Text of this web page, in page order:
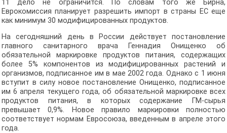
11 дело не ограничится. По словам того же Бирна,
Еврокомиссия планирует разрешить импорт в страны ЕС еще
как минимум 30 модифицированных продуктов.
На сегодняшний день в России действует постановление
главного санитарного врача Геннадия Онищенко об
обязательной маркировке продуктов питания, содержащих
более 5% компонентов из модифицированных растений и
организмов, подписанное им в мае 2002 года. Однако с 1 июня
вступит в силу новое постановление Онищенко, подписанное
им 6 апреля текущего года, об обязательной маркировке всех
продуктов питания, в которых содержание ГМ-сырья
превышает 0,9%. Новое правило маркировки полностью
соответствует нормам Евросоюза, введенным в апреле этого
года.